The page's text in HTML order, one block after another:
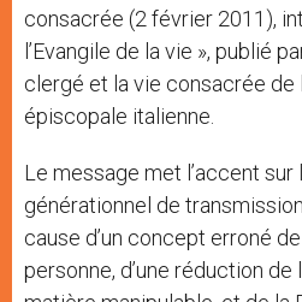
consacrée (2 février 2011),
l’Evangile de la vie », publié
clergé et la vie consacrée de
épiscopale italienne.
Le message met l’accent
générationnel de
cause d’un concept erroné
personne, d’une réduction de